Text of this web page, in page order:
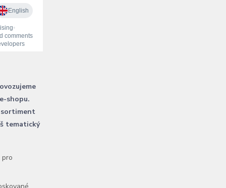
shopu.
sortiment
tematický
pro